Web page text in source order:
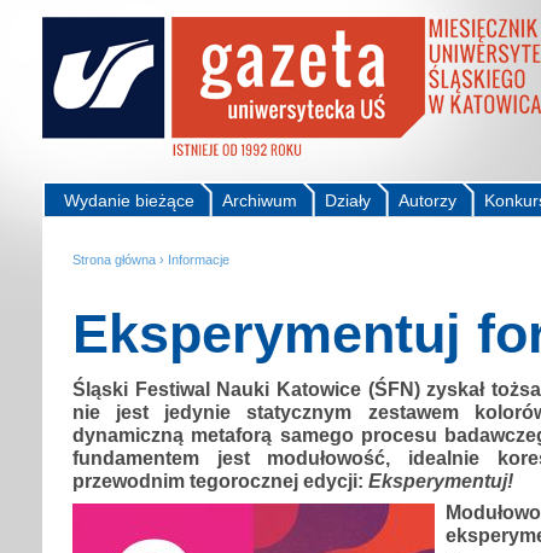
Autorzy
Działy
Archiwum
Wydanie bieżące
Strona główna › Informacje
Eksperymentuj
Śląski Festiwal Nauki Katowice (ŚFN) zyskał
nie jest jedynie statycznym zestawem
dynamiczną metaforą samego procesu
fundamentem jest modułowość, idealnie
przewodnim tegorocznej edycji: Eksperymentuj!